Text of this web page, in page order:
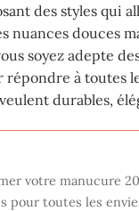
des styles qui
douces
soyez adepte
à toutes
durables,
votre manucure
pour toutes les